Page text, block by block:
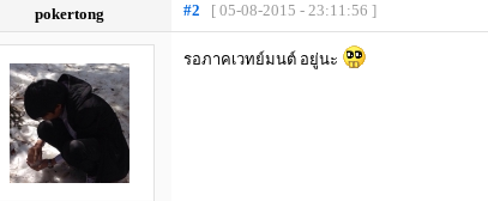
pokertong #2 [ 05-08-2015 - 23:11:56 ]
รอภาคเวทย์มนต์ อยู่นะ